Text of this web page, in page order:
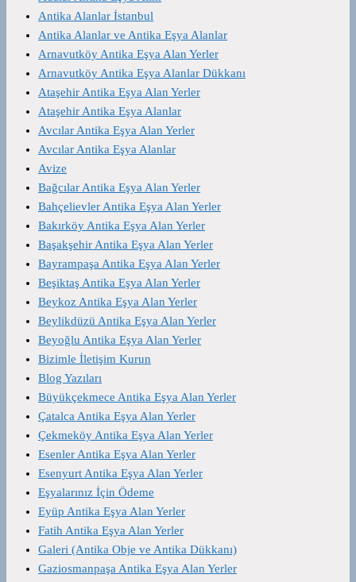
Antika Alanlar İstanbul
Antika Alanlar ve Antika Eşya Alanlar
Arnavutköy Antika Eşya Alan Yerler
Arnavutköy Antika Eşya Alanlar Dükkanı
Ataşehir Antika Eşya Alan Yerler
Ataşehir Antika Eşya Alanlar
Avcılar Antika Eşya Alan Yerler
Avcılar Antika Eşya Alanlar
Avize
Bağcılar Antika Eşya Alan Yerler
Bahçelievler Antika Eşya Alan Yerler
Bakırköy Antika Eşya Alan Yerler
Başakşehir Antika Eşya Alan Yerler
Bayrampaşa Antika Eşya Alan Yerler
Beşiktaş Antika Eşya Alan Yerler
Beykoz Antika Eşya Alan Yerler
Beylikdüzü Antika Eşya Alan Yerler
Beyoğlu Antika Eşya Alan Yerler
Bizimle İletişim Kurun
Blog Yazıları
Büyükçekmece Antika Eşya Alan Yerler
Çatalca Antika Eşya Alan Yerler
Çekmeköy Antika Eşya Alan Yerler
Esenler Antika Eşya Alan Yerler
Esenyurt Antika Eşya Alan Yerler
Eşyalarınız İçin Ödeme
Eyüp Antika Eşya Alan Yerler
Fatih Antika Eşya Alan Yerler
Galeri (Antika Obje ve Antika Dükkanı)
Gaziosmanpaşa Antika Eşya Alan Yerler